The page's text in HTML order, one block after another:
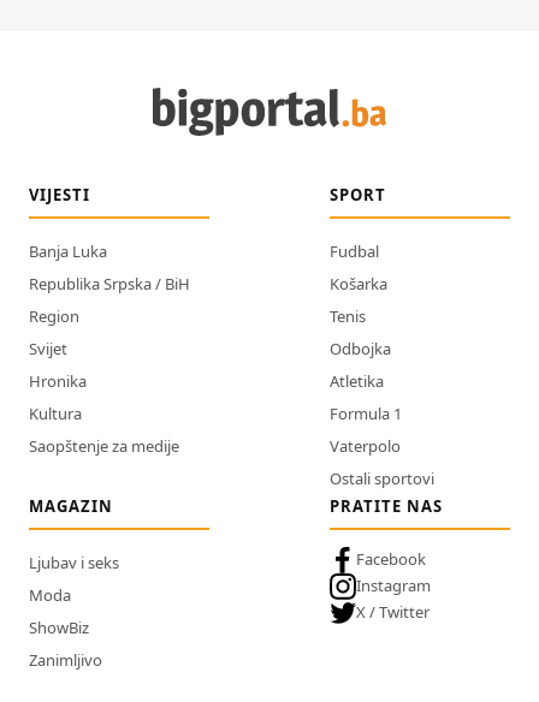
VIJESTI
Banja Luka
Republika Srpska / BiH
Region
Svijet
Hronika
Kultura
Saopštenje za medije
SPORT
Fudbal
Košarka
Tenis
Odbojka
Atletika
Formula 1
Vaterpolo
Ostali sportovi
MAGAZIN
Ljubav i seks
Moda
ShowBiz
Zanimljivo
PRATITE NAS
Facebook
Instagram
X / Twitter